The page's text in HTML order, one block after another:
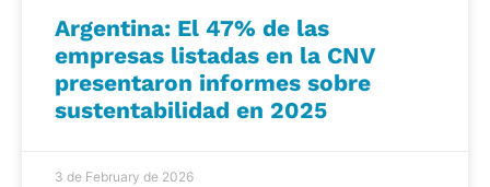
Argentina: El 47% de las
empresas listadas en la CNV
presentaron informes sobre
sustentabilidad en 2025
3 de February de 2026